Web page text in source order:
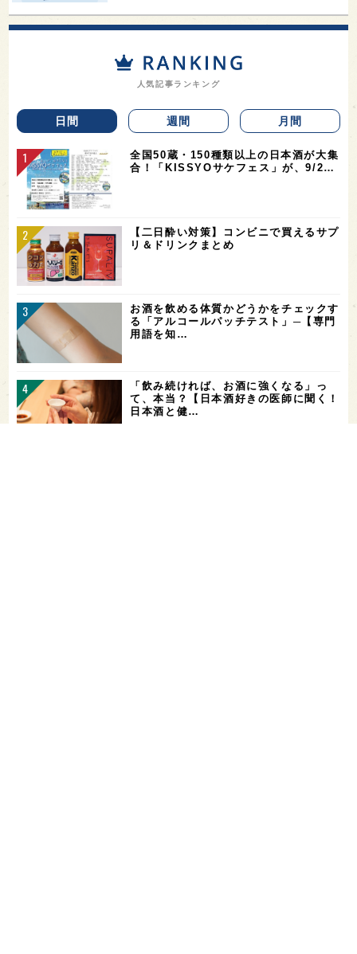
人気記事ランキング
日間 週間 月間
全国50蔵・150種類以上の日本酒が大集
合！「KISSYOサケフェス」が、9/2…
【二日酔い対策】コンビニで買えるサプ
リ＆ドリンクまとめ
お酒を飲める体質かどうかをチェックす
る「アルコールパッチテスト」─【専門
用語を知…
「飲み続ければ、お酒に強くなる」っ
て、本当？【日本酒好きの医師に聞く！
日本酒と健…